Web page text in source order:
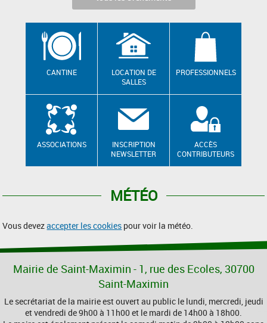
CANTINE
LOCATION DE
SALLES
PROFESSIONNELS
ASSOCIATIONS
INSCRIPTION
NEWSLETTER
ACCÈS
CONTRIBUTEURS
MÉTÉO
Vous devezaccepter les cookies pour voir la météo.
Mairie de Saint-Maximin - 1, rue des Ecoles, 30700
Saint-Maximin
Le secrétariat de la mairie est ouvert au public le lundi, mercredi, jeudi
et vendredi de 9h00 à 11h00 et le mardi de 14h00 à 18h00.